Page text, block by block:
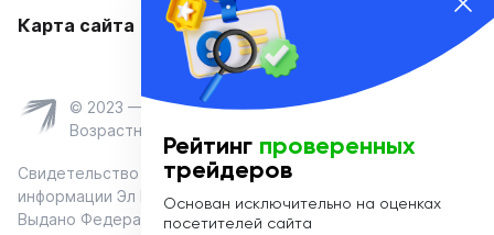
Карта сайта
© 2023 — Coinmania
Возрастное ограничение 16+
Свидетельство о регистрации средства массовой
информации Эл № ФС 77-74908 от «25» января 2019 г.
Выдано Федеральной службой по надзору в сфере связи,
Рейтинг проверенных
трейдеров
Основан исключительно на оценках
посетителей сайта